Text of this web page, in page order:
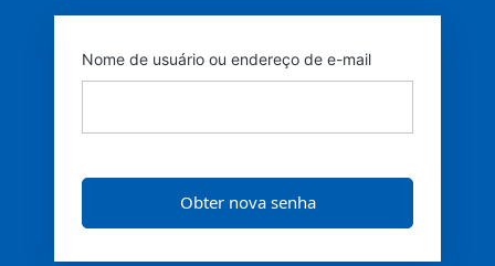
Nome de usuário ou endereço de e-mail